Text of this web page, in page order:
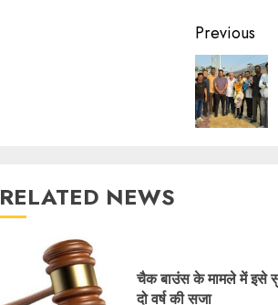
Previous
RELATED NEWS
चैक बाउंस के मामले में इसे
दो वर्ष की सजा